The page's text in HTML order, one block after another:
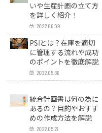
いや生産計画の立て方
を詳しく紹介！
2022.06.09
PSIとは？在庫を適切
に管理する流れや成功
のポイントを徹底解説
2022.05.30
統合計画書は何の為に
あるの？目的やおすす
めの作成方法を解説
2022.05.27